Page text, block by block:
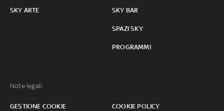
SKY ARTE SKY BAR
SPAZI SKY
PROGRAMMI
Note legali:
GESTIONE COOKIE COOKIE POLICY